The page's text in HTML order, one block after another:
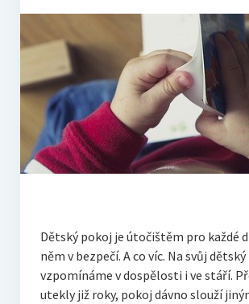
Dětský pokoj je útočištěm pro každé
něm v bezpečí. A co víc. Na svůj
vzpomínáme v dospělosti i ve stáří.
utekly již roky, pokoj dávno slouží